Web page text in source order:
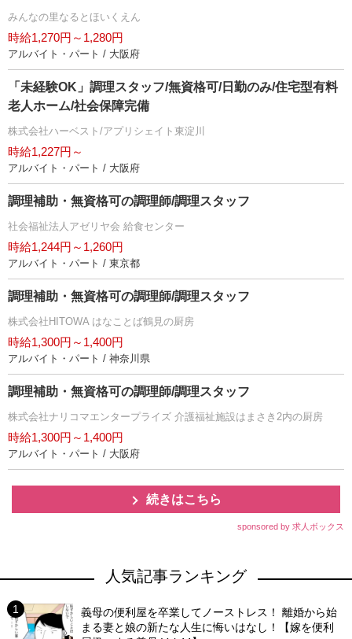
みんなの里なるとほいくえん
時給1,270円～1,280円
アルバイト・パート / 大阪府
「未経験OK」調理スタッフ/無資格可/日勤のみ/住宅型有料
老人ホーム/社会保障完備
株式会社ハーベスト/アプリシェイト東淀川
時給1,227円～
アルバイト・パート / 大阪府
調理補助・無資格可の調理師/調理スタッフ
社会福祉法人アゼリヤ会 給食センター
時給1,244円～1,260円
アルバイト・パート / 東京都
調理補助・無資格可の調理師/調理スタッフ
株式会社HITOWA はなことば鶴見の厨房
時給1,300円～1,400円
アルバイト・パート / 神奈川県
調理補助・無資格可の調理師/調理スタッフ
株式会社ナリコマエンタープライズ 介護福祉施設はまさき2内の厨房
時給1,300円～1,400円
アルバイト・パート / 大阪府
続きはこちら
sponsored by 求人ボックス
人気記事ランキング
義母の便利屋を卒業してノーストレス！ 離婚から始
まる妻と娘の新たな人生に悔いはなし！【嫁を便利